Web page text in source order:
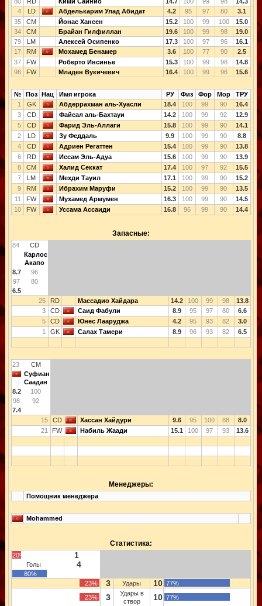
4
LD Абделькарим Улад Абидат 4.2 95 97 80
3.1
35
CM Йонас Хансен 15.2 100 99 100
15.0
34
CM Брайан Гилфиллан 19.6 100 99 98
19.0
79
LM Алексей Осипенко 17.3 100 97 96
16.1
17
RM Мохамед Бенамер 3.6 100 77 90
2.5
37
FW Роберто Инсинье 15.3 100 99 98
14.8
96
FW Младен Вукичевич 16.4 100 99 96 15.6
№ Поз Нац Имя игрока РУ Физ Фор Мор
ТРУ
1
GK Абдеррахман аль-Хуасли 18.4 100 99 90
16.4
3
CD Файсал аль-Бахтауи 14.2 100 99 92
12.9
5
CD Фарид Эль-Аллаги 15.8 100 99 90
14.1
2
LD Зу Феддаль 9.9 100 99 90
8.8
4
CD Адриен Регаттен 15.4 100 99 90
13.8
6
RD Иссам Эль-Адуа 15.6 100 99 90
13.9
8
CM Халид Секкат 17.4 100 97 92
15.5
7
LM Мехди Тауил 17.1 100 99 90
15.2
9
RM Ибрахим Маруфи 15.2 100 99 90
13.5
11
FW Мухамед Армумен 16.3 100 99 90
14.5
10
FW Уссама Ассаиди 16.8 96 99 90 14.4
Запасные:
84
CD
Карлос
Акапо
8.7
96
97
80
6.5
25
RD Массадио Хайдара 14.2 100 99 98
13.8
3
CD Саид Фабули 8.9 95 97 80
6.6
5
CD Юнес Лааруджа 4.2 95 93 82
3.0
1
GK Салах Тамери 8.9 96 93 82 6.5
23
CM
Суфиан
Саадан
8.2
100
98
92
7.4
15
CD Хассан Хайдури 9.6 95 100 88
8.0
21
FW Набиль Жаади 15.1 100 97 93 13.6
Менеджеры:
Помощник менеджера
Mohammed
Статистика:
20% 1
Голы 4
80%
23%
3 Удары 10 77%
23%
3
Удары в
створ
10 77%